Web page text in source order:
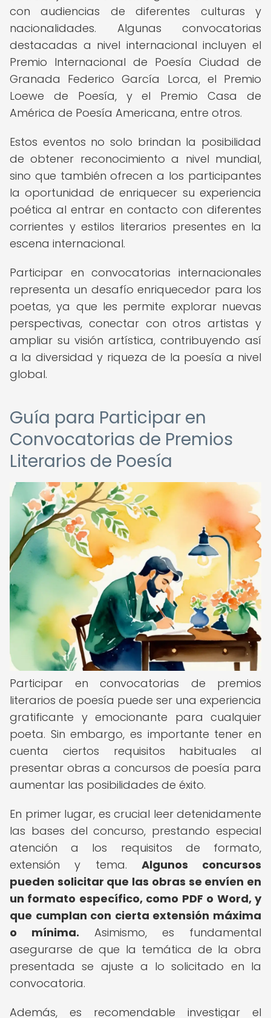
con audiencias de diferentes culturas y
nacionalidades. Algunas convocatorias
destacadas a nivel internacional incluyen el
Premio Internacional de Poesía Ciudad de
Granada Federico García Lorca, el Premio
Loewe de Poesía, y el Premio Casa de
América de Poesía Americana, entre otros.
Estos eventos no solo brindan la posibilidad
de obtener reconocimiento a nivel mundial,
sino que también ofrecen a los participantes
la oportunidad de enriquecer su experiencia
poética al entrar en contacto con diferentes
corrientes y estilos literarios presentes en la
escena internacional.
Participar en convocatorias internacionales
representa un desafío enriquecedor para los
poetas, ya que les permite explorar nuevas
perspectivas, conectar con otros artistas y
ampliar su visión artística, contribuyendo así
a la diversidad y riqueza de la poesía a nivel
global.
Guía para Participar en
Convocatorias de Premios
Literarios de Poesía
Participar en convocatorias de premios
literarios de poesía puede ser una experiencia
gratificante y emocionante para cualquier
poeta. Sin embargo, es importante tener en
cuenta ciertos requisitos habituales al
presentar obras a concursos de poesía para
aumentar las posibilidades de éxito.
En primer lugar, es crucial leer detenidamente
las bases del concurso, prestando especial
atención a los requisitos de formato,
extensión y tema. Algunos concursos
pueden solicitar que las obras se envíen en
un formato específico, como PDF o Word, y
que cumplan con cierta extensión máxima
o mínima. Asimismo, es fundamental
asegurarse de que la temática de la obra
presentada se ajuste a lo solicitado en la
convocatoria.
Además, es recomendable investigar el